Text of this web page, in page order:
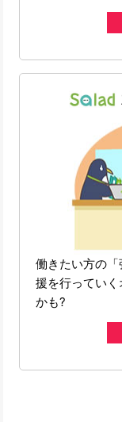
働きたい方の
援を行ってい
かも?